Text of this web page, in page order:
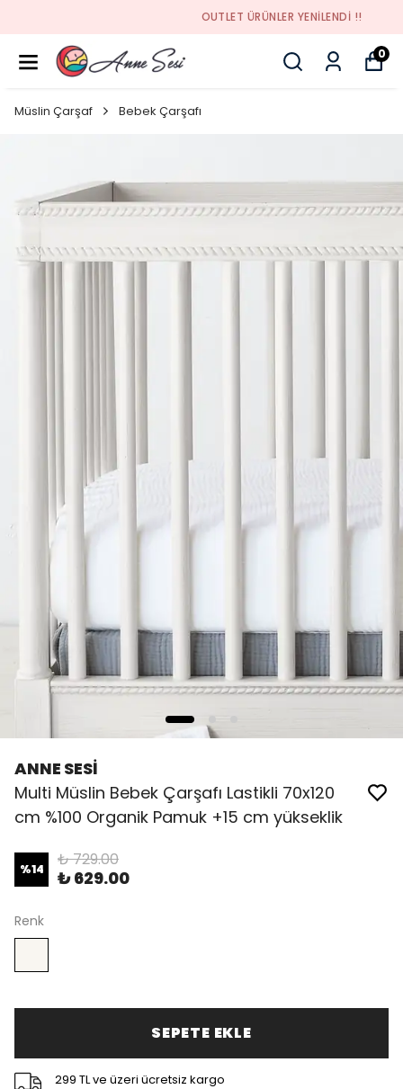
OUTLET ÜRÜNLER YENİLENDİ !!
0
Müslin Çarşaf Bebek Çarşafı
ANNE SESİ
Multi Müslin Bebek Çarşafı Lastikli 70x120
cm %100 Organik Pamuk +15 cm yükseklik
%14 ₺ 729.00
₺ 629.00
Renk
SEPETE EKLE
299 TL ve üzeri ücretsiz kargo